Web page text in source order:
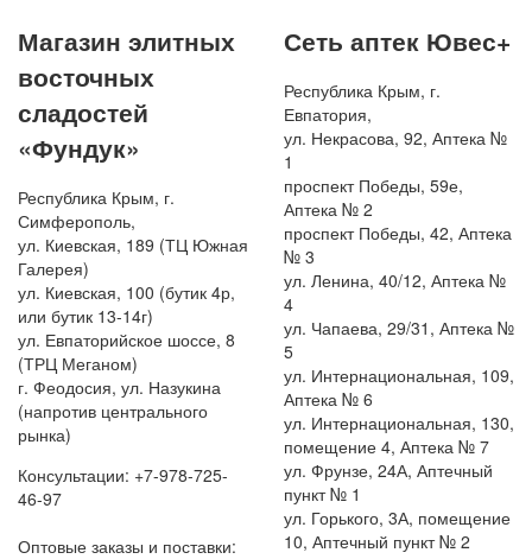
Магазин элитных
восточных
сладостей
«Фундук»
Республика Крым, г.
Симферополь,
ул. Киевская, 189 (ТЦ Южная
Галерея)
ул. Киевская, 100 (бутик 4р,
или бутик 13-14г)
ул. Евпаторийское шоссе, 8
(ТРЦ Меганом)
г. Феодосия, ул. Назукина
(напротив центрального
рынка)
Консультации: +7-978-725-
46-97
Оптовые заказы и поставки:
Сеть аптек Ювес+
Республика Крым, г.
Евпатория,
ул. Некрасова, 92, Аптека №
1
проспект Победы, 59е,
Аптека № 2
проспект Победы, 42, Аптека
№ 3
ул. Ленина, 40/12, Аптека №
4
ул. Чапаева, 29/31, Аптека №
5
ул. Интернациональная, 109,
Аптека № 6
ул. Интернациональная, 130,
помещение 4, Аптека № 7
ул. Фрунзе, 24А, Аптечный
пункт № 1
ул. Горького, 3А, помещение
10, Аптечный пункт № 2